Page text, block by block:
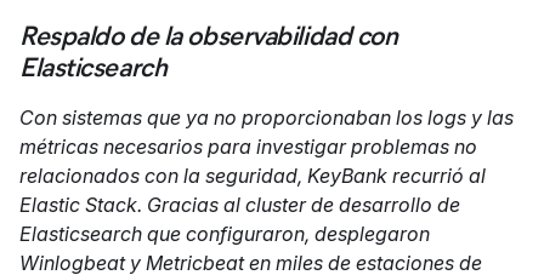
Respaldo de la observabilidad con
Elasticsearch
Con sistemas que ya no proporcionaban los logs y las
métricas necesarios para investigar problemas no
relacionados con la seguridad, KeyBank recurrió al
Elastic Stack. Gracias al cluster de desarrollo de
Elasticsearch que configuraron, desplegaron
Winlogbeat y Metricbeat en miles de estaciones de